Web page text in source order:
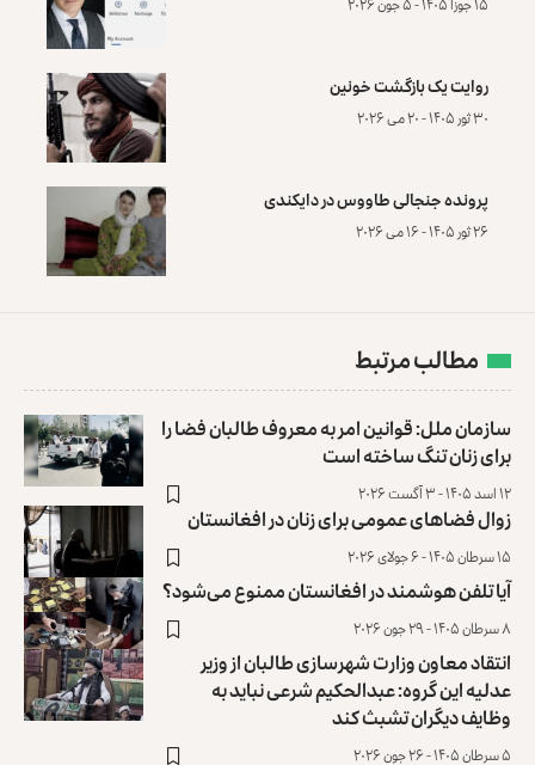
روایت یک بازگشت خونین
۳۰ ثور ۱۴۰۵ - ۲۰ می ۲۰۲۶
پرونده‌ جنجالی طاووس در دایکندی
۲۶ ثور ۱۴۰۵ - ۱۶ می ۲۰۲۶
مطالب مرتبط
سازمان ملل: قوانین امر به معروف طالبان فضا را
برای زنان تنگ ساخته است
۱۲ اسد ۱۴۰۵ - ۳ آگست ۲۰۲۶
زوال فضاهای عمومی برای زنان در افغانستان
۱۵ سرطان ۱۴۰۵ - ۶ جولای ۲۰۲۶
آیا تلفن هوشمند در افغانستان ممنوع می‌شود؟
۸ سرطان ۱۴۰۵ - ۲۹ جون ۲۰۲۶
انتقاد معاون وزارت شهرسازی طالبان از وزیر
عدلیه این گروه: عبدالحکیم شرعی نباید به
وظایف دیگران تشبث کند
۵ سرطان ۱۴۰۵ - ۲۶ جون ۲۰۲۶